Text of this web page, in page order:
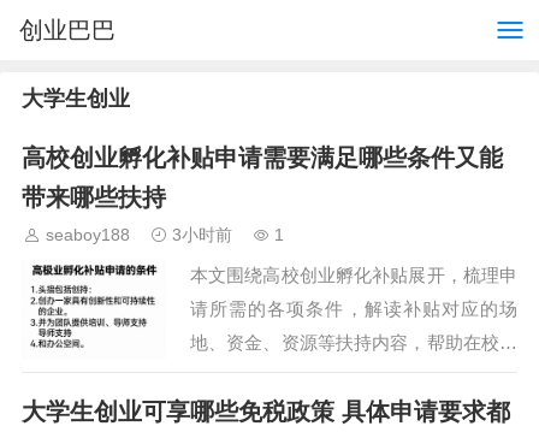
创业巴巴
大学生创业
高校创业孵化补贴申请需要满足哪些条件又能
带来哪些扶持
seaboy188 3小时前 1
本文围绕高校创业孵化补贴展开，梳理申
请所需的各项条件，解读补贴对应的场
地、资金、资源等扶持内容，帮助在校大
学生及毕业三年内的高校创业者清晰了解
政策福利，降低创业初期的运营压力，提
大学生创业可享哪些免税政策 具体申请要求都